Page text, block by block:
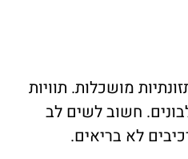
מושכלות. תוויות
חשוב לשים לב
לא בריאים.